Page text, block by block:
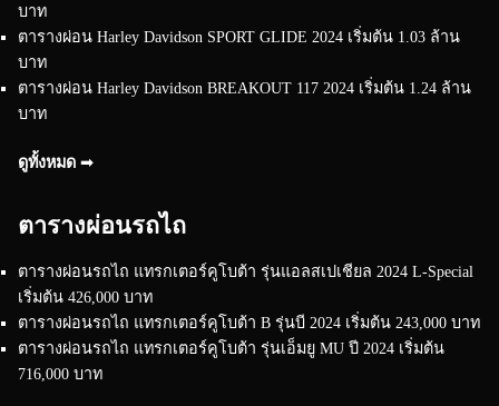
บาท
ตารางผ่อน Harley Davidson SPORT GLIDE 2024 เริ่มต้น 1.03 ล้าน
บาท
ตารางผ่อน Harley Davidson BREAKOUT 117 2024 เริ่มต้น 1.24 ล้าน
บาท
ดูทั้งหมด ➟
ตารางผ่อนรถไถ
ตารางผ่อนรถไถ แทรกเตอร์คูโบต้า รุ่นแอลสเปเชียล 2024 L-Special
เริ่มต้น 426,000 บาท
ตารางผ่อนรถไถ แทรกเตอร์คูโบต้า B รุ่นบี 2024 เริ่มต้น 243,000 บาท
ตารางผ่อนรถไถ แทรกเตอร์คูโบต้า รุ่นเอ็มยู MU ปี 2024 เริ่มต้น
716,000 บาท